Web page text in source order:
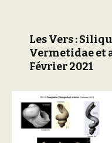
Les Vers :
Vermetidae et
Février 2021